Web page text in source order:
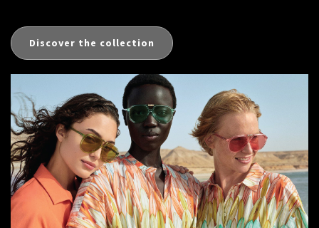
Discover the collection